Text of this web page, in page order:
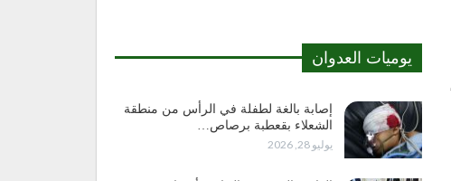
يوميات العدوان
إصابة بالغة لطفلة في الرأس من منطقة
الشعلاء بقعطبة برصاص…
يوليو 28, 2026